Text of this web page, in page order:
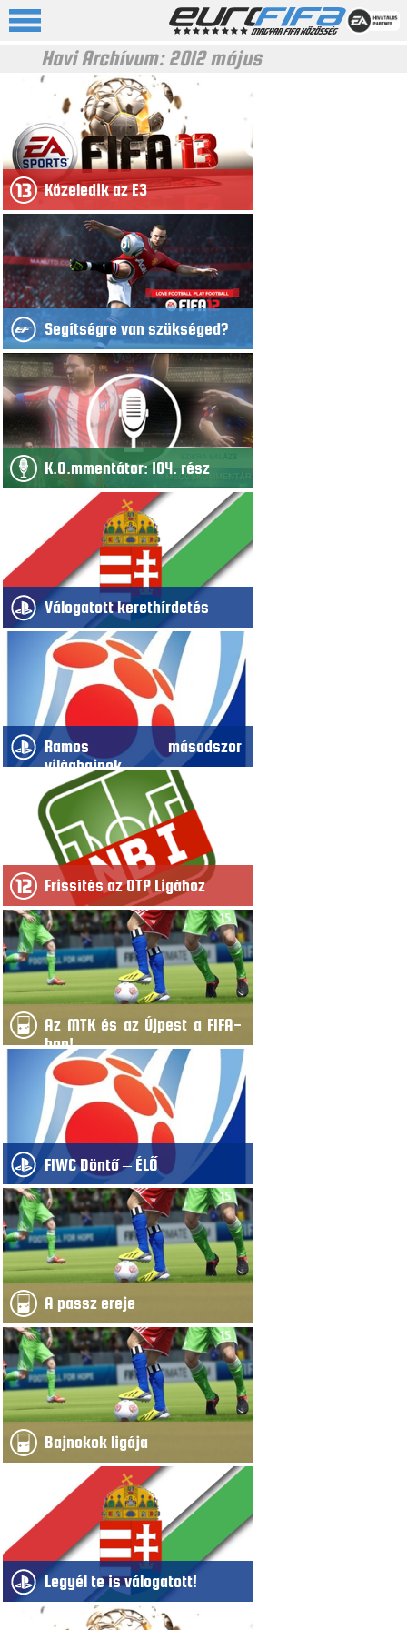
Havi Archívum:2012 május
Közeledik az E3
Segítségre van szükséged?
K.O.mmentátor: 104. rész
Válogatott kerethírdetés
Ramos másodszor
világbajnok
Frissítés az OTP Ligához
Az MTK és az Újpest a FIFA-
ban!
FIWC Döntő – ÉLŐ
A passz ereje
Bajnokok ligája
Legyél te is válogatott!